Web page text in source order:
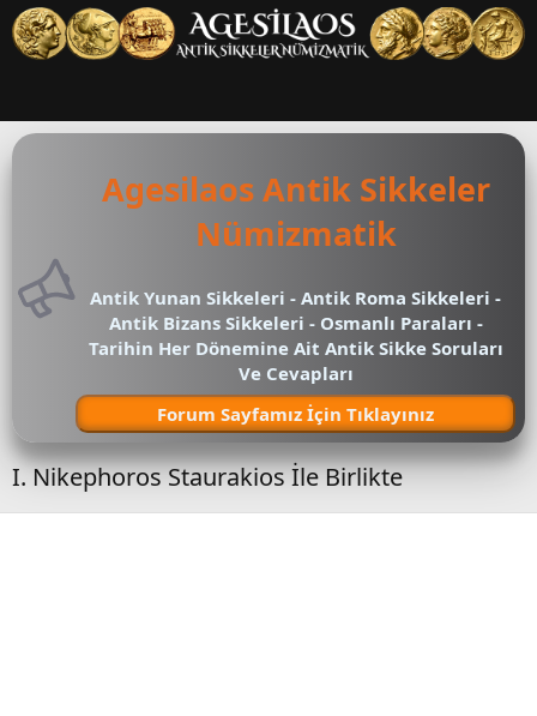
Agesilaos Antik Sikkeler
Nümizmatik
Antik Yunan Sikkeleri - Antik Roma Sikkeleri -
Antik Bizans Sikkeleri - Osmanlı Paraları -
Tarihin Her Dönemine Ait Antik Sikke Soruları
Ve Cevapları
Forum Sayfamız İçin Tıklayınız
I. Nikephoros Staurakios İle Birlikte